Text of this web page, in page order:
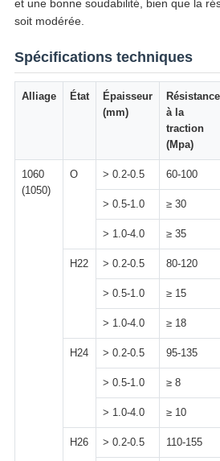
et une bonne soudabilité, bien que la
soit modérée.
Spécifications techniques
Alliage État
Épaisseur
(mm)
Résistance
à la
traction
(Mpa)
1060
(1050)
O > 0.2-0.5 60-100
> 0.5-1.0 ≥ 30
> 1.0-4.0 ≥ 35
H22 > 0.2-0.5 80-120
> 0.5-1.0 ≥ 15
> 1.0-4.0 ≥ 18
H24 > 0.2-0.5 95-135
> 0.5-1.0 ≥ 8
> 1.0-4.0 ≥ 10
H26 > 0.2-0.5 110-155